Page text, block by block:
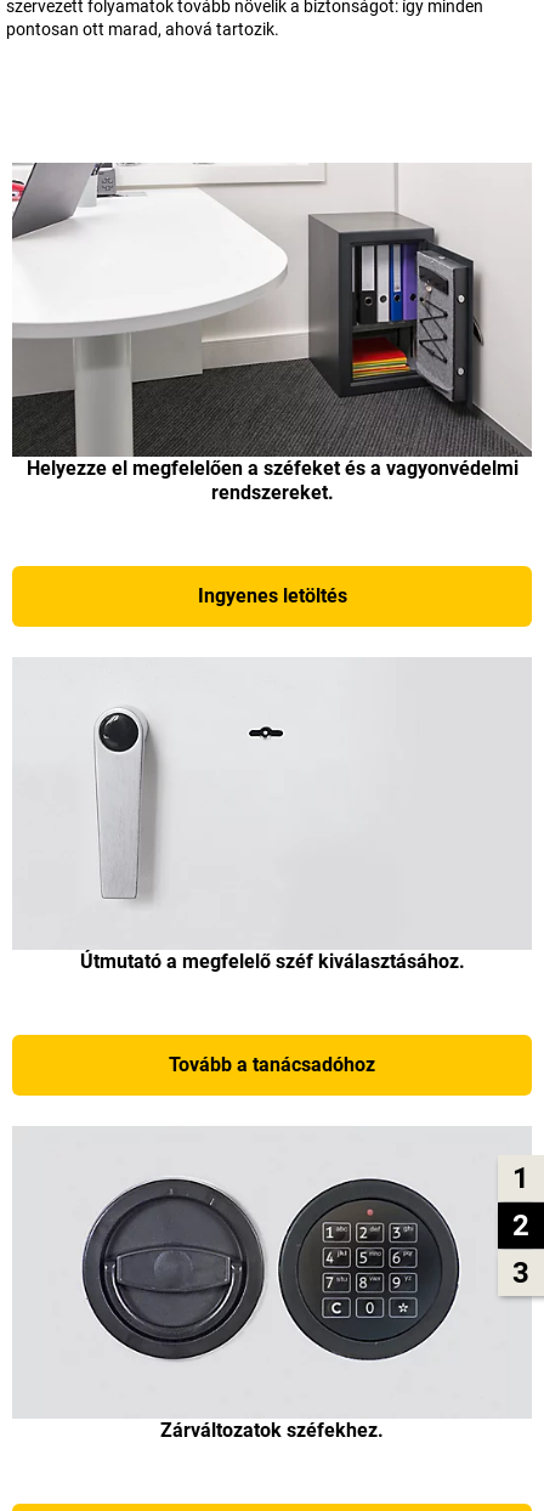
1
2
3
szervezett folyamatok tovább növelik a biztonságot: így minden
pontosan ott marad, ahová tartozik.
Helyezze el megfelelően a széfeket és a vagyonvédelmi
rendszereket.
Ingyenes letöltés
Útmutató a megfelelő széf kiválasztásához.
Tovább a tanácsadóhoz
Zárváltozatok széfekhez.